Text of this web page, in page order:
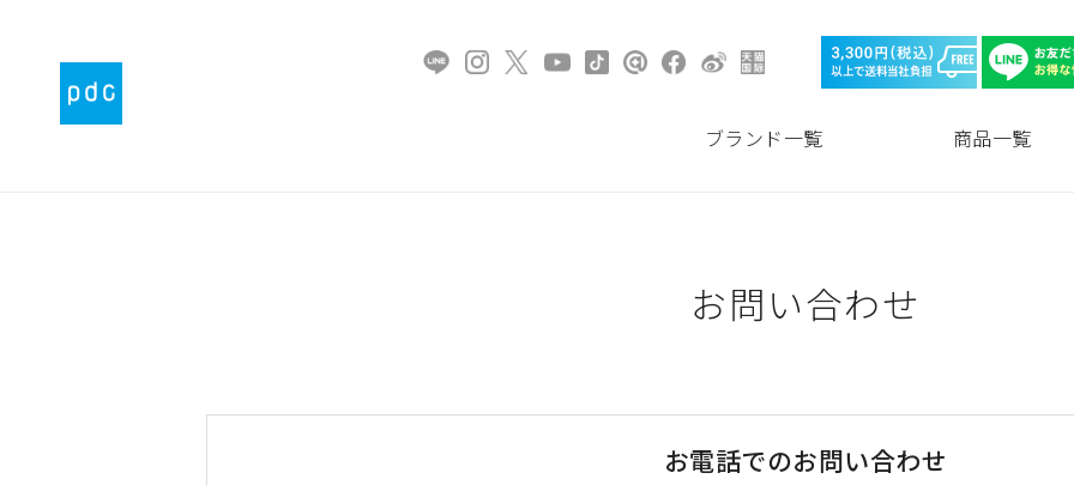
ブランド一覧 商品一覧
お問い合わせ
お電話でのお問い合わせ